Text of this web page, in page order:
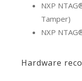
NXP
Tamper)
NXP
Hardware